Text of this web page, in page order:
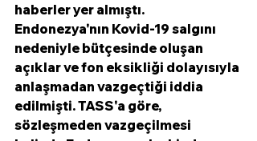
haberler yer almıştı.
Endonezya'nın Kovid-19 salgını
nedeniyle bütçesinde oluşan
açıklar ve fon eksikliği dolayısıyla
anlaşmadan vazgeçtiği iddia
edilmişti. TASS'a göre,
sözleşmeden vazgeçilmesi